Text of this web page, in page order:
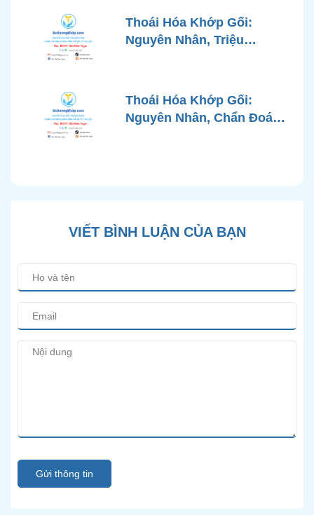
Góc Nhìn Bác Sĩ Xương
Khớp
Thoái Hóa Khớp Gối:
Nguyên Nhân, Triệu
Chuẩn Y Khoa
Thoái Hóa Khớp Gối:
Nguyên Nhân, Chẩn Đoán
VIẾT BÌNH LUẬN CỦA BẠN
Gửi thông tin